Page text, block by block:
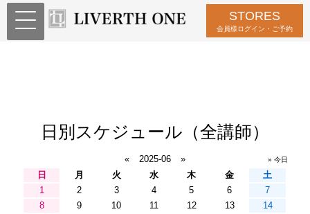
STORES
会員様ログイン・ご予約
日別スケジュール（全講師）
« 2025-06 » » 今日
日 月 火 水 木 金
土
1
2 3 4 5 6
7
8
9 10 11 12 13
14